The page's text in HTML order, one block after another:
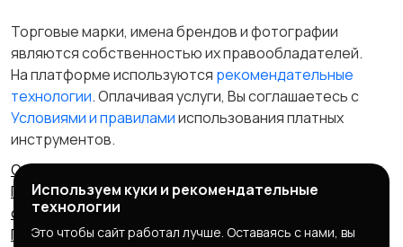
Торговые марки, имена брендов и фотографии
являются собственностью их правообладателей.
На платформе используются рекомендательные
технологии. Оплачивая услуги, Вы соглашаетесь c
Условиями и правиламииспользования платных
инструментов.
Отказ от ответственности
Правила сервиса
Политика конфиденциальности
Пользовательское
соглашение
Запрещенные товары/услуги
Правообладателям
Партнерская программа
Используем куки и рекомендательные
технологии
Это чтобы сайт работал лучше. Оставаясь с нами, вы